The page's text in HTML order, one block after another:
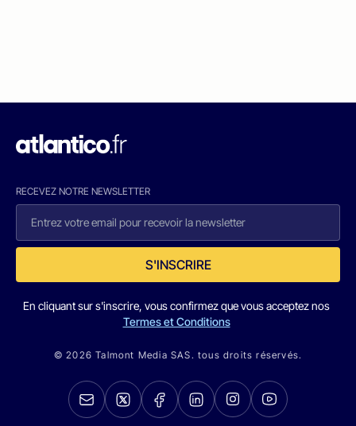
RECEVEZ NOTRE NEWSLETTER
S'INSCRIRE
En cliquant sur s'inscrire, vous confirmez que vous acceptez nos
Termes et Conditions
© 2026 Talmont Media SAS. tous droits réservés.